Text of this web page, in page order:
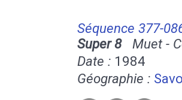
Séquence 377-
Super 8Muet -
Date : 1984
Géographie :